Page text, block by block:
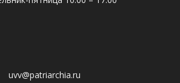
uvv@patriarchia.ru